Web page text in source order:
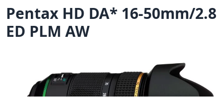
Pentax HD DA* 16-50mm/2.8
ED PLM AW